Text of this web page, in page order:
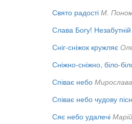
Свято радості М.
Слава Богу!
Сніг-сніжок кружляє
Сніжно-сніжно, біло-
Співає небо
Співає небо чудову
Сяє небо удалечі